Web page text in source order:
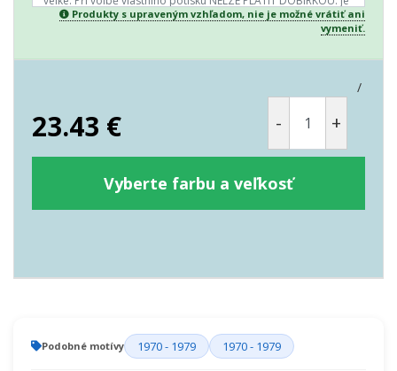
Produkty s upraveným vzhľadom, nie je možné vrátiť ani
vymeniť.
/
23.43 € - +
Vyberte farbu a veľkosť
Podobné motívy 1970 - 1979 1970 - 1979